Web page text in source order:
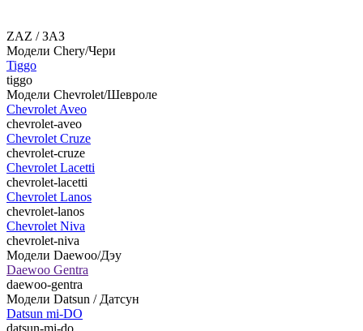
ZAZ / ЗАЗ
Модели Chery/Чери
Tiggo
tiggo
Модели Chevrolet/Шевроле
Chevrolet Aveo
chevrolet-aveo
Chevrolet Cruze
chevrolet-cruze
Chevrolet Lacetti
chevrolet-lacetti
Chevrolet Lanos
chevrolet-lanos
Chevrolet Niva
chevrolet-niva
Модели Daewoo/Дэу
Daewoo Gentra
daewoo-gentra
Модели Datsun / Датсун
Datsun mi-DO
datsun-mi-do